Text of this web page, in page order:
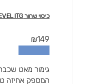
כיסוי שחור IPHONE X / XS – PATCHWORKS LEVEL ITG
₪149
גימור מאט
המספק אחיזה